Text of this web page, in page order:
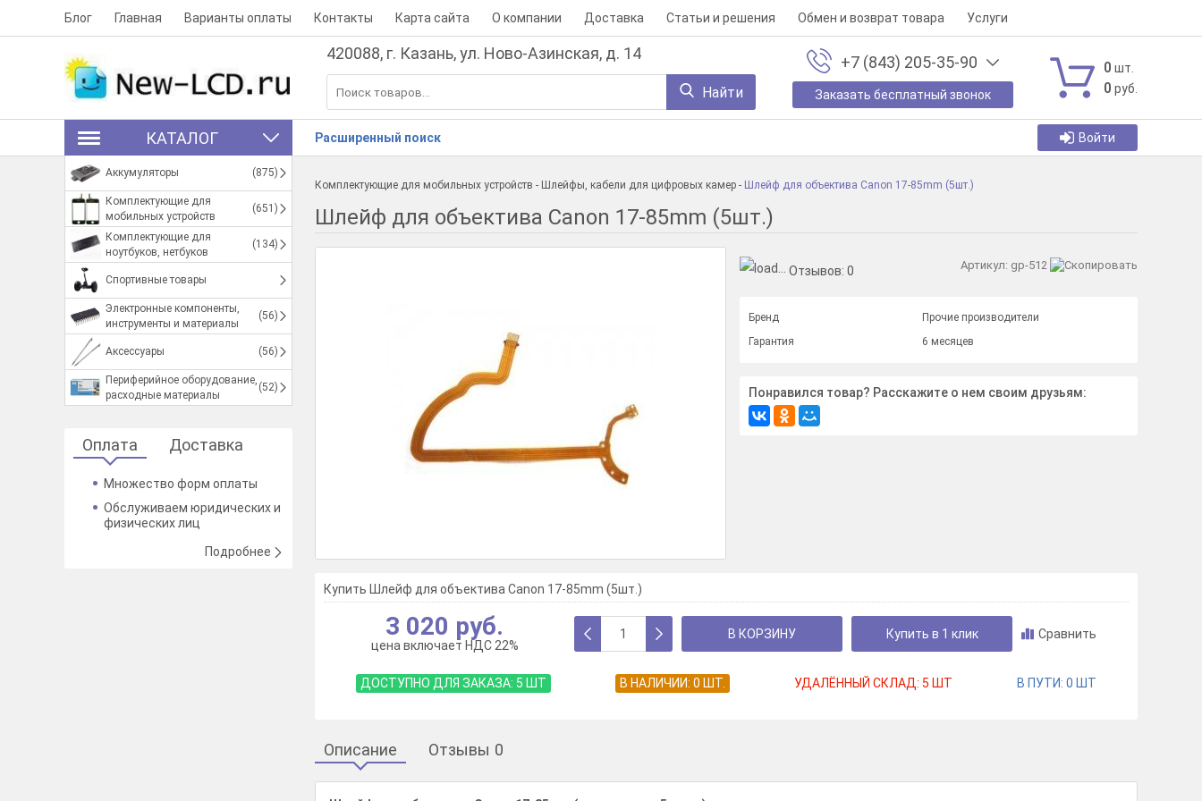
Блог Главная Варианты оплаты Контакты Карта сайта О компании Доставка Статьи и решения Обмен и возврат товара Услуги
420088, г. Казань, ул. Ново-Азинская, д. 14
Найти
+7 (843) 205-35-90
Заказать бесплатный звонок
0 шт.
0 руб.
КАТАЛОГ
Аккумуляторы (875)
Комплектующие для
мобильных устройств
(651)
Комплектующие для
ноутбуков, нетбуков
(134)
Спортивные товары
Электронные компоненты,
инструменты и материалы
(56)
Аксессуары (56)
Периферийное оборудование,
расходные материалы
(52)
Оплата Доставка
Множество форм оплаты
Обслуживаем юридических и
физических лиц
Подробнее
Расширенный поиск Войти
Комплектующие для мобильных устройств - Шлейфы, кабели для цифровых камер - Шлейф для объектива Canon 17-85mm (5шт.)
Шлейф для объектива Canon 17-85mm (5шт.)
Отзывов: 0 Артикул: gp-512
Бренд
Прочие производители
Гарантия
6 месяцев
Понравился товар? Расскажите о нем своим друзьям:
Купить Шлейф для объектива Canon 17-85mm (5шт.)
3 020 руб.
цена включает НДС 22%
В КОРЗИНУ Сравнить
Купить в 1 клик
ДОСТУПНО ДЛЯ ЗАКАЗА: 5 ШТ В НАЛИЧИИ: 0 ШТ. УДАЛЁННЫЙ СКЛАД: 5 ШТ В ПУТИ: 0 ШТ
Описание Отзывы 0